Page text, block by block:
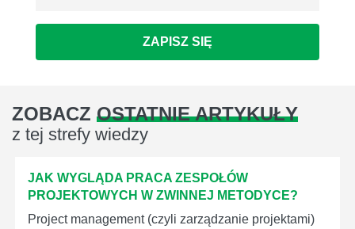
ZAPISZ SIĘ
ZOBACZ OSTATNIE ARTYKUŁY
z tej strefy wiedzy
JAK WYGLĄDA PRACA ZESPOŁÓW
PROJEKTOWYCH W ZWINNEJ METODYCE?
Project management (czyli zarządzanie projektami)